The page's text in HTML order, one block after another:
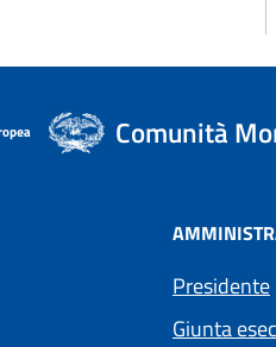
Comunità
Presidente
Giunta